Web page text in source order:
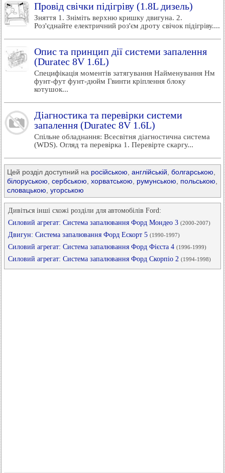
Провід свічки підігріву (1.8L дизель)
Зняття 1. Зніміть верхню кришку двигуна. 2.
Роз'єднайте електричний роз'єм дроту свічок підігріву....
Опис та принцип дії системи запалення
(Duratec 8V 1.6L)
Специфікація моментів затягування Найменування Нм
фунт-фут фунт-дюйм Гвинти кріплення блоку
котушок...
Діагностика та перевірки системи
запалення (Duratec 8V 1.6L)
Спільне обладнання: Всесвітня діагностична система
(WDS). Огляд та перевірка 1. Перевірте скаргу...
Цей розділ доступний на російською англійській болгарською
білоруською сербською хорватською румунською польською
словацькою угорською
Дивіться інші схожі розділи для автомобілів Ford:
Силовий агрегат: Система запалювання Форд Мондео 3 (2000-2007)
Двигун: Система запалювання Форд Ескорт 5 (1990-1997)
Силовий агрегат: Система запалювання Форд Фієста 4 (1996-1999)
Силовий агрегат: Система запалювання Форд Скорпіо 2 (1994-1998)